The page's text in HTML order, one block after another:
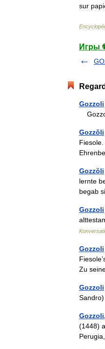
sur
Игры
Gozzoli
Gozzŏli
Gozzŏli
lernte
begab
Gozzoli
Gozzoli
Zu
Gozzoli
(1448)